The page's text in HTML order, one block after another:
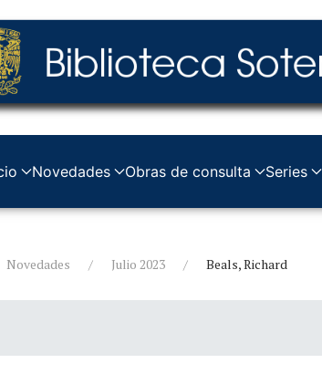
Novedades Obras de consulta Series
Novedades Julio 2023 Beals, Richard